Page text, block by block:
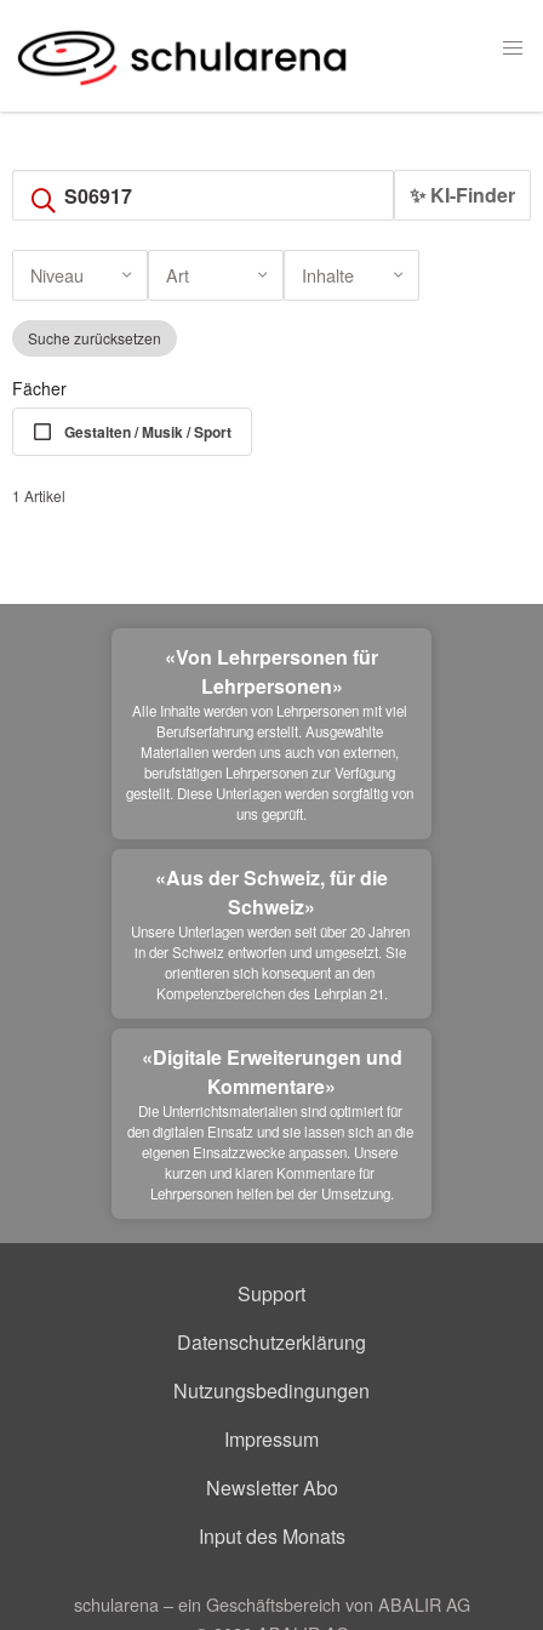
✨ KI-Finder
Niveau Art Inhalte
Suche zurücksetzen
Fächer
Gestalten / Musik / Sport
1 Artikel
«Von Lehrpersonen für
Lehrpersonen»
Alle Inhalte werden von Lehrpersonen mit viel
Berufserfahrung erstellt. Ausgewählte
Materialien werden uns auch von externen,
berufstätigen Lehrpersonen zur Verfügung
gestellt. Diese Unterlagen werden sorgfältig von
uns geprüft.
«Aus der Schweiz, für die
Schweiz»
Unsere Unterlagen werden seit über 20 Jahren
in der Schweiz entworfen und umgesetzt. Sie
orientieren sich konsequent an den
Kompetenzbereichen des Lehrplan 21.
«Digitale Erweiterungen und
Kommentare»
Die Unterrichtsmaterialien sind optimiert für
den digitalen Einsatz und sie lassen sich an die
eigenen Einsatzzwecke anpassen. Unsere
kurzen und klaren Kommentare für
Lehrpersonen helfen bei der Umsetzung.
Support
Datenschutzerklärung
Nutzungsbedingungen
Impressum
Newsletter Abo
Input des Monats
schularena – ein Geschäftsbereich von ABALIR AG